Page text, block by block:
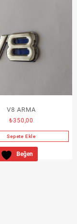
var.
Seçenekler
ürün
sayfasından
V8 ARMA
₺350,00
Sepete Ekle
Beğen